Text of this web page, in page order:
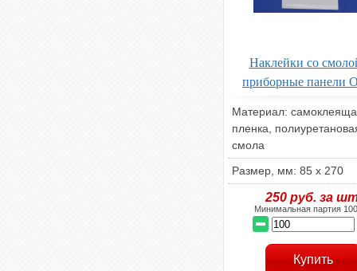
Наклейки со
приборные панели
Материал:
пленка,
смола
Размер, мм: 85 х 270
250руб. за
Минимальная партия